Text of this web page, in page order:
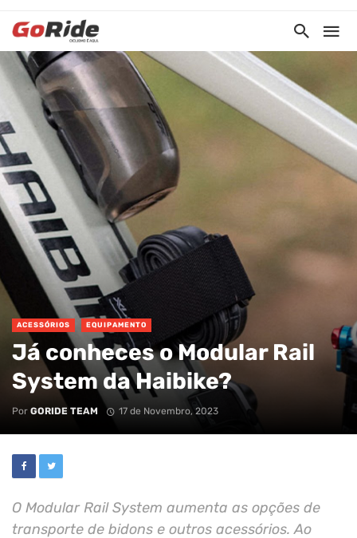
ACESSÓRIOS EQUIPAMENTO
Já conheces o Modular Rail
System da Haibike?
Por GORIDE TEAM 17 de Novembro, 2023
O Modular Rail System aumenta as opções de
transporte de bidons e outros acessórios. Ao